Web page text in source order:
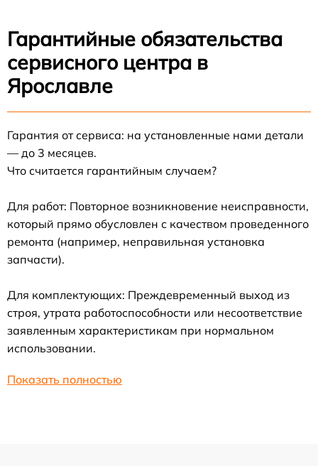
Гарантийные обязательства
сервисного центра в
Ярославле
Гарантия от сервиса: на установленные нами детали
— до 3 месяцев.
Что считается гарантийным случаем?
Для работ: Повторное возникновение неисправности,
который прямо обусловлен с качеством проведенного
ремонта (например, неправильная установка
запчасти).
Для комплектующих: Преждевременный выход из
строя, утрата работоспособности или несоответствие
заявленным характеристикам при нормальном
использовании.
Показать полностью